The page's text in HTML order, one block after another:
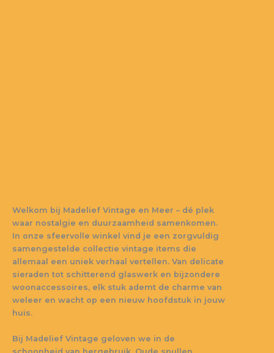
Welkom bij Madelief Vintage en Meer – dé plek
waar nostalgie en duurzaamheid samenkomen.
In onze sfeervolle winkel vind je een zorgvuldig
samengestelde collectie vintage items die
allemaal een uniek verhaal vertellen. Van delicate
sieraden tot schitterend glaswerk en bijzondere
woonaccessoires, elk stuk ademt de charme van
weleer en wacht op een nieuw hoofdstuk in jouw
huis.
Bij Madelief Vintage geloven we in de